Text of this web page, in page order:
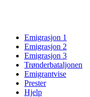
Emigrasjon 1
Emigrasjon 2
Emigrasjon 3
Trønderbataljonen
Emigrantvise
Prester
Hjelp